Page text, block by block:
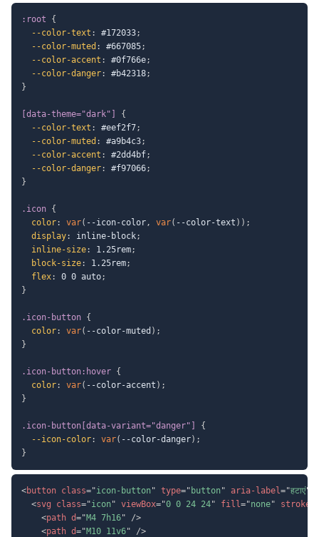
:root
{
--color-text : #172033;
--color-muted : #667085;
--color-accent : #0f766e;
--color-danger: #b42318;
}
[data-theme="dark"]
{
--color-text : #eef2f7;
--color-muted : #a9b4c3;
--color-accent : #2dd4bf;
--color-danger: #f97066;
}
.icon {
color: var( --icon-color, var( --color-text ) ) ;
display: inline-block;
inline-size: 1.25rem;
block-size: 1.25rem;
flex: 0 0 auto;
}
.icon-button {
color: var( --color-muted ) ;
}
.icon-button:hover {
color: var( --color-accent ) ;
}
.icon-button[data-variant="danger"]
{
--icon-color: var( --color-danger) ;
}
<button class="icon-button" type=" button" aria-label="हटाएं"
<svg class="icon" viewBox="0 0 24 24" fill="none" stroke
<path d="M4 7h16"
/>
<path d="M10 11v6"
/>